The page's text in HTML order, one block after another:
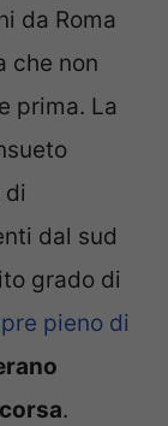
da Roma
che non
prima. La
di
dal sud
grado di
pieno di
.